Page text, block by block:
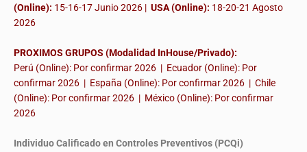
(Online): 15-16-17 Junio 2026 | USA (Online): 18-20-21 Agosto
2026
PROXIMOS GRUPOS (Modalidad InHouse/Privado):
Perú (Online): Por confirmar 2026 | Ecuador (Online): Por
confirmar 2026 | España (Online): Por confirmar 2026 | Chile
(Online): Por confirmar 2026 | México (Online): Por confirmar
2026
Individuo Calificado en Controles Preventivos (PCQi)